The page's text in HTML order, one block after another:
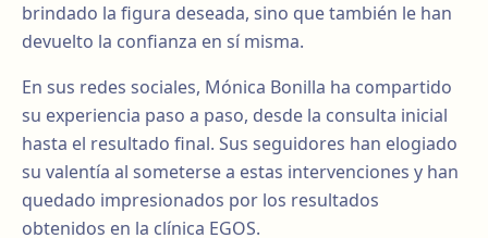
brindado la figura deseada, sino que también le han
devuelto la confianza en sí misma.
En sus redes sociales, Mónica Bonilla ha compartido
su experiencia paso a paso, desde la consulta inicial
hasta el resultado final. Sus seguidores han elogiado
su valentía al someterse a estas intervenciones y han
quedado impresionados por los resultados
obtenidos en la clínica EGOS.